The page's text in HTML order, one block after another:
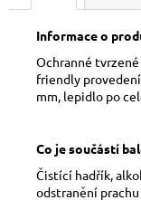
Informace o
Ochranné tvrzené
friendly
mm, lepidlo po
Co je součástí
Čistící hadřík,
odstranění prachu